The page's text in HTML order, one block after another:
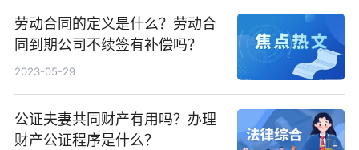
劳动合同的定义是什么？劳动合
同到期公司不续签有补偿吗？
2023-05-29
公证夫妻共同财产有用吗？办理
财产公证程序是什么？